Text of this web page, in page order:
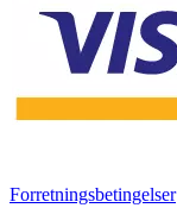
Forretningsbetingelser